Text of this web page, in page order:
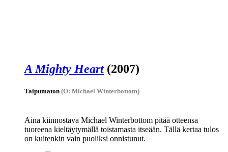
A Mighty Heart(2007)
Taipumaton (O: Michael Winterbottom)
Aina kiinnostava Michael Winterbottom pitää otteensa
tuoreena kieltäytymällä toistamasta itseään. Tällä kertaa tulos
on kuitenkin vain puoliksi onnistunut.